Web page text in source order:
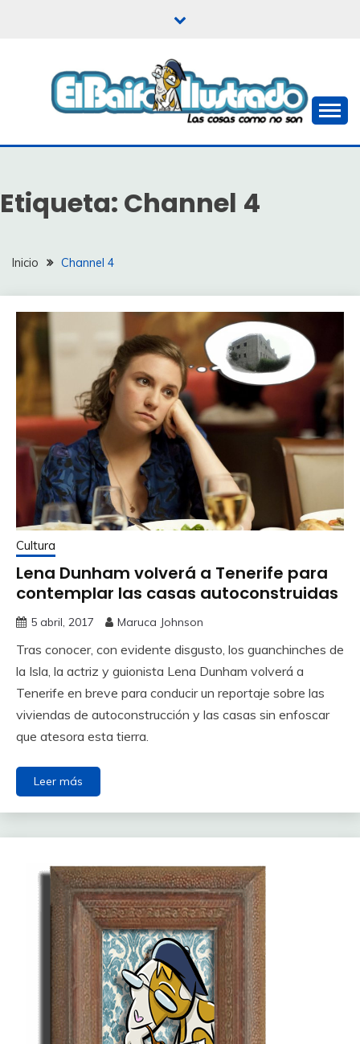
EL BAIFO ILUSTRADO
Etiqueta: Channel 4
Inicio Channel 4
Cultura
Lena Dunham volverá a Tenerife para
contemplar las casas autoconstruidas
5 abril, 2017 Maruca Johnson
Tras conocer, con evidente disgusto, los guanchinches de
la Isla, la actriz y guionista Lena Dunham volverá a
Tenerife en breve para conducir un reportaje sobre las
viviendas de autoconstrucción y las casas sin enfoscar
que atesora esta tierra.
Leer más